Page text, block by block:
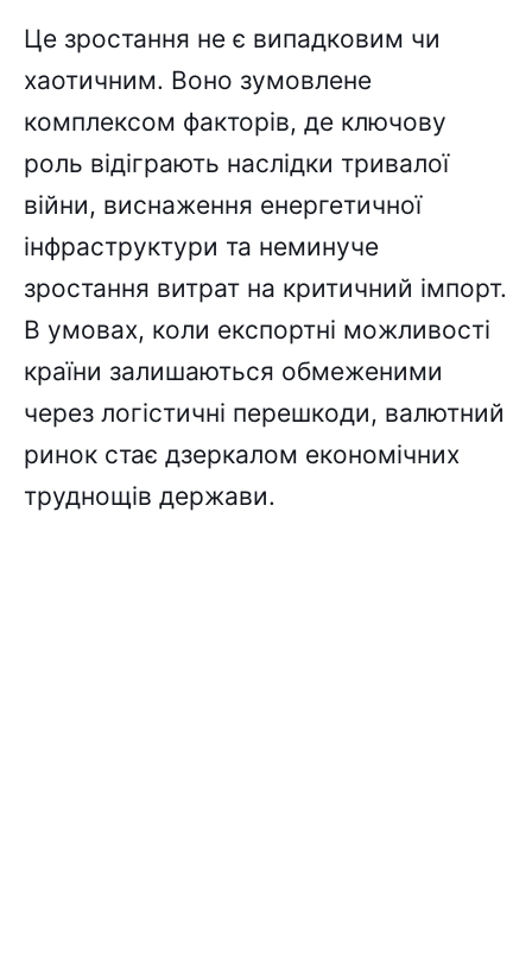
Це зростання не є випадковим чи
хаотичним. Воно зумовлене
комплексом факторів, де ключову
роль відіграють наслідки тривалої
війни, виснаження енергетичної
інфраструктури та неминуче
зростання витрат на критичний імпорт.
В умовах, коли експортні можливості
країни залишаються обмеженими
через логістичні перешкоди, валютний
ринок стає дзеркалом економічних
труднощів держави.